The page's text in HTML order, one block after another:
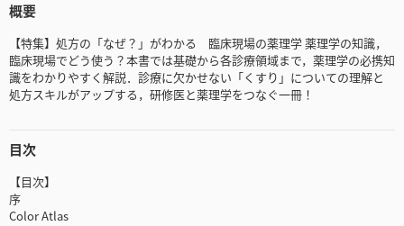
概要
【特集】処方の「なぜ？」がわかる 臨床現場の薬理学 薬理学の知識，
臨床現場でどう使う？本書では基礎から各診療領域まで，薬理学の必携知
識をわかりやすく解説．診療に欠かせない「くすり」についての理解と
処方スキルがアップする，研修医と薬理学をつなぐ一冊！
目次
【目次】
序
Color Atlas